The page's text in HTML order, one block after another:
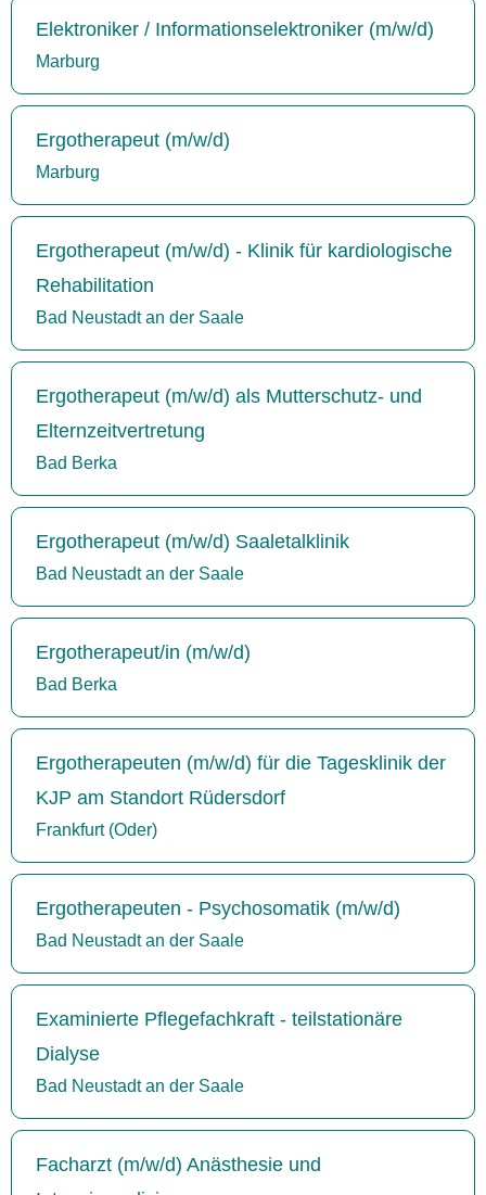
Elektroniker / Informationselektroniker (m/w/d)
Marburg
Ergotherapeut (m/w/d)
Marburg
Ergotherapeut (m/w/d) - Klinik für kardiologische
Rehabilitation
Bad Neustadt an der Saale
Ergotherapeut (m/w/d) als Mutterschutz- und
Elternzeitvertretung
Bad Berka
Ergotherapeut (m/w/d) Saaletalklinik
Bad Neustadt an der Saale
Ergotherapeut/in (m/w/d)
Bad Berka
Ergotherapeuten (m/w/d) für die Tagesklinik der
KJP am Standort Rüdersdorf
Frankfurt (Oder)
Ergotherapeuten - Psychosomatik (m/w/d)
Bad Neustadt an der Saale
Examinierte Pflegefachkraft - teilstationäre
Dialyse
Bad Neustadt an der Saale
Facharzt (m/w/d) Anästhesie und